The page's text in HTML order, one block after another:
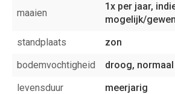
maaien
1x per jaar,
mogelijk/
standplaats
zon
bodemvochtigheid
droog, normaal
levensduur
meerjarig